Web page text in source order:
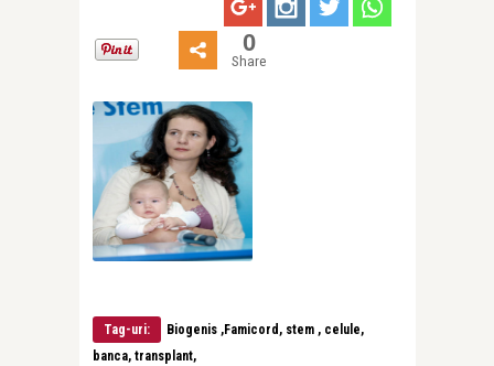
0
Share
Tag-uri:
Biogenis ,Famicord, stem , celule,
banca, transplant,